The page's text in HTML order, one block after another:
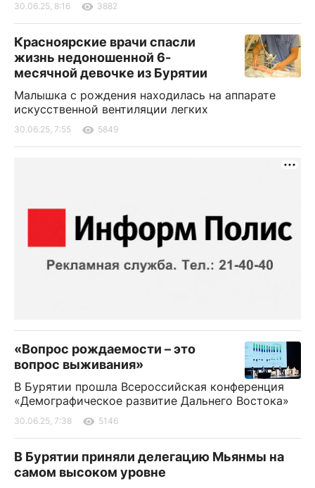
30.06.25, 8:16 3882
Красноярские врачи спасли
жизнь недоношенной 6-
месячной девочке из Бурятии
Малышка с рождения находилась на аппарате
искусственной вентиляции легких
30.06.25, 7:55 5849
«Вопрос рождаемости – это
вопрос выживания»
В Бурятии прошла Всероссийская конференция
«Демографическое развитие Дальнего Востока»
30.06.25, 7:38 5146
В Бурятии приняли делегацию Мьянмы на
самом высоком уровне